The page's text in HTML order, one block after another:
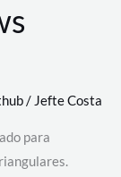
/ Jefte Costa
para